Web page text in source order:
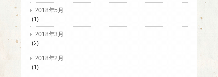
2018年5月
(1)
2018年3月
(2)
2018年2月
(1)